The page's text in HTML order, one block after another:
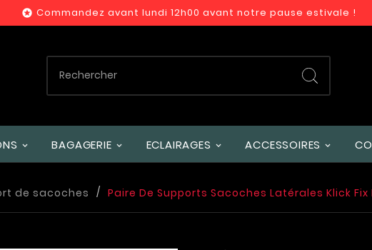
 Commandez avant lundi 12h00 avant notre pause estivale !
BAGAGERIE ECLAIRAGES ACCESSOIRES
de sacoches Paire De Supports Sacoches Latérales Klick Fix